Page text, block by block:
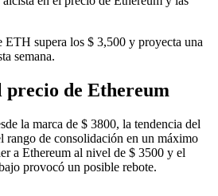
ETH supera los $ 3,500 y proyecta una
semana.
precio de Ethereum
la marca de $ 3800, la tendencia del
rango de consolidación en un máximo
a Ethereum al nivel de $ 3500 y el
provocó un posible rebote.